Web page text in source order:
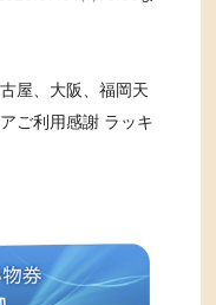
屋、大阪、福岡天
ご利用感謝 ラッキ